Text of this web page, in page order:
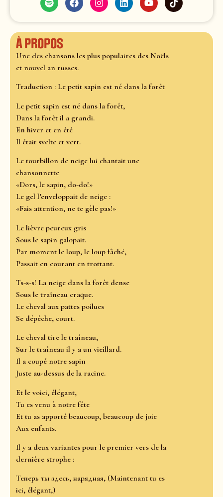
À propos
Une des chansons les plus populaires des Noëls
et nouvel an russes.
Traduction : Le petit sapin est né dans la forêt
Le petit sapin est né dans la forêt,
Dans la forêt il a grandi.
En hiver et en été
Il était svelte et vert.
Le tourbillon de neige lui chantait une
chansonnette
«Dors, le sapin, do-do!»
Le gel l’enveloppait de neige :
«Fais attention, ne te gèle pas!»
Le lièvre peureux gris
Sous le sapin galopait.
Par moment le loup, le loup fâché,
Passait en courant en trottant.
Ts-s-s! La neige dans la forêt dense
Sous le traîneau craque.
Le cheval aux pattes poilues
Se dépêche, court.
Le cheval tire le traîneau,
Sur le traîneau il y a un vieillard.
Il a coupé notre sapin
Juste au-dessus de la racine.
Et le voici, élégant,
Tu es venu à notre fête
Et tu as apporté beaucoup, beaucoup de joie
Aux enfants.
Il y a deux variantes pour le premier vers de la
dernière strophe :
Теперь ты здесь, нарядная, (Maintenant tu es
ici, élégant,)